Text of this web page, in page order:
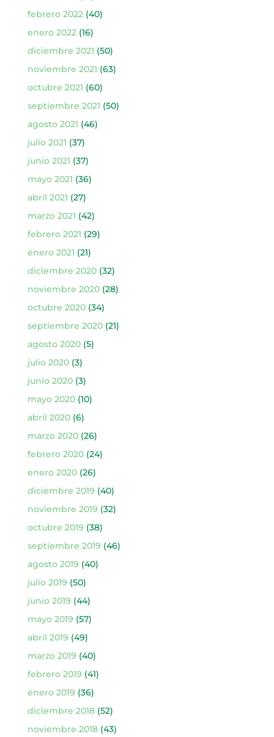
febrero 2022(40)
enero 2022(16)
diciembre 2021 (50)
noviembre 2021 (63)
octubre 2021 (60)
septiembre 2021 (50)
agosto 2021 (46)
julio 2021 (37)
junio 2021 (37)
mayo 2021 (36)
abril 2021 (27)
marzo 2021 (42)
febrero 2021 (29)
enero 2021 (21)
diciembre 2020(32)
noviembre 2020(28)
octubre 2020(34)
septiembre 2020(21)
agosto 2020(5)
julio 2020(3)
junio 2020(3)
mayo 2020(10)
abril 2020(6)
marzo 2020(26)
febrero 2020(24)
enero 2020(26)
diciembre 2019 (40)
noviembre 2019 (32)
octubre 2019 (38)
septiembre 2019 (46)
agosto 2019 (40)
julio 2019 (50)
junio 2019 (44)
mayo 2019 (57)
abril 2019 (49)
marzo 2019 (40)
febrero 2019 (41)
enero 2019 (36)
diciembre 2018(52)
noviembre 2018(43)